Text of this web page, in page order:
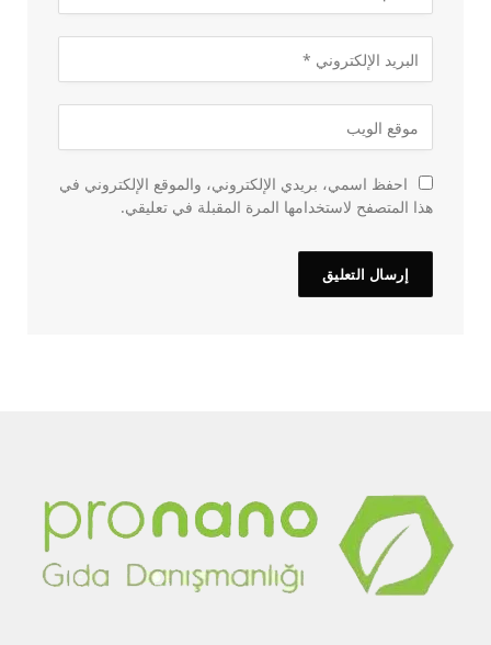
احفظ اسمي، بريدي الإلكتروني، والموقع الإلكتروني في
هذا المتصفح لاستخدامها المرة المقبلة في تعليقي.